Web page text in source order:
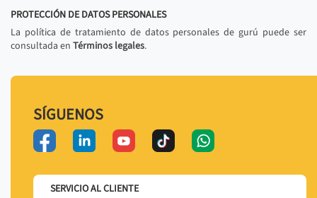
PROTECCIÓN DE DATOS PERSONALES
La política de tratamiento de datos personales de gurú puede ser
consultada en Términos legales.
SÍGUENOS
SERVICIO AL CLIENTE